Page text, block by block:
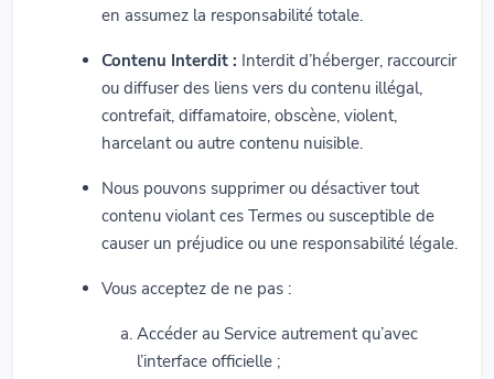
en assumez la responsabilité totale.
Contenu Interdit : Interdit d’héberger, raccourcir
ou diffuser des liens vers du contenu illégal,
contrefait, diffamatoire, obscène, violent,
harcelant ou autre contenu nuisible.
Nous pouvons supprimer ou désactiver tout
contenu violant ces Termes ou susceptible de
causer un préjudice ou une responsabilité légale.
Vous acceptez de ne pas :
Accéder au Service autrement qu’avec
l’interface officielle ;